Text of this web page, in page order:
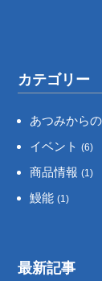
カテゴリー
あつみから
イベント(6)
商品情報(1)
鰻能(1)
最新記事